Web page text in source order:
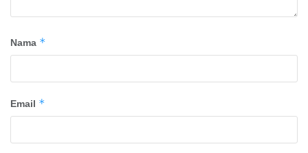
Nama *
Email *